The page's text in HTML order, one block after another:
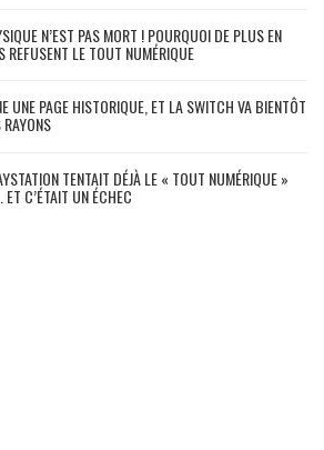
N’EST PAS MORT ! POURQUOI DE PLUS EN
REFUSENT LE TOUT NUMÉRIQUE
UNE PAGE HISTORIQUE, ET LA SWITCH VA BIENTÔT
TENTAIT DÉJÀ LE « TOUT NUMÉRIQUE »
C’ÉTAIT UN ÉCHEC